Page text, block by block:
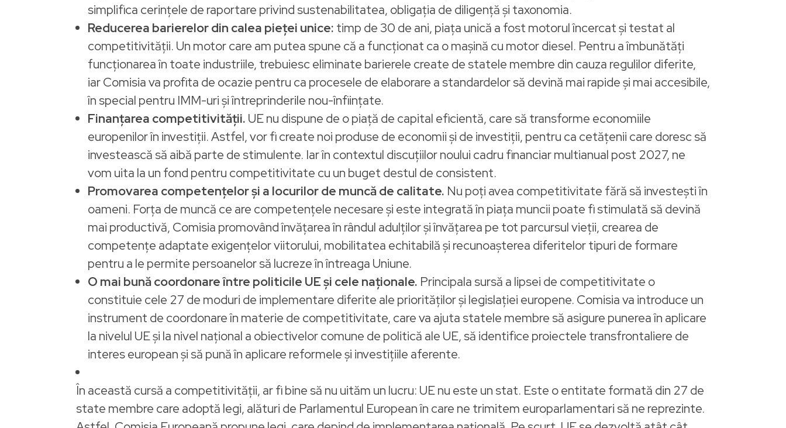
simplifica cerințele de raportare privind sustenabilitatea, obligația de diligență și taxonomia.
Reducerea barierelor din calea pieței unice: timp de 30 de ani, piața unică a fost motorul încercat și testat al
competitivității. Un motor care am putea spune că a funcționat ca o mașină cu motor diesel. Pentru a îmbunătăți
funcționarea în toate industriile, trebuiesc eliminate barierele create de statele membre din cauza regulilor diferite,
iar Comisia va profita de ocazie pentru ca procesele de elaborare a standardelor să devină mai rapide și mai accesibile,
în special pentru IMM-uri și întreprinderile nou-înființate.
Finanțarea competitivității. UE nu dispune de o piață de capital eficientă, care să transforme economiile
europenilor în investiții. Astfel, vor fi create noi produse de economii și de investiții, pentru ca cetățenii care doresc să
investească să aibă parte de stimulente. Iar în contextul discuțiilor noului cadru financiar multianual post 2027, ne
vom uita la un fond pentru competitivitate cu un buget destul de consistent.
Promovarea competențelor și a locurilor de muncă de calitate. Nu poți avea competitivitate fără să investești în
oameni. Forța de muncă ce are competențele necesare și este integrată în piața muncii poate fi stimulată să devină
mai productivă, Comisia promovând învățarea în rândul adulților și învățarea pe tot parcursul vieții, crearea de
competențe adaptate exigențelor viitorului, mobilitatea echitabilă și recunoașterea diferitelor tipuri de formare
pentru a le permite persoanelor să lucreze în întreaga Uniune.
O mai bună coordonare între politicile UE și cele naționale. Principala sursă a lipsei de competitivitate o
constituie cele 27 de moduri de implementare diferite ale priorităților și legislației europene. Comisia va introduce un
instrument de coordonare în materie de competitivitate, care va ajuta statele membre să asigure punerea în aplicare
la nivelul UE și la nivel național a obiectivelor comune de politică ale UE, să identifice proiectele transfrontaliere de
interes european și să pună în aplicare reformele și investițiile aferente.
În această cursă a competitivității, ar fi bine să nu uităm un lucru: UE nu este un stat. Este o entitate formată din 27 de
state membre care adoptă legi, alături de Parlamentul European în care ne trimitem europarlamentari să ne reprezinte.